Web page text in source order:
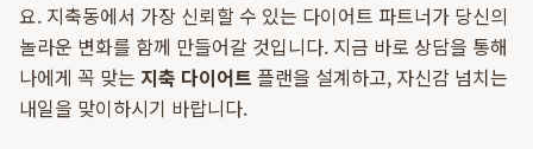
요. 지축동에서 가장 신뢰할 수 있는 다이어트 파트너가 당신의
놀라운 변화를 함께 만들어갈 것입니다. 지금 바로 상담을 통해
나에게 꼭 맞는 지축 다이어트 플랜을 설계하고, 자신감 넘치는
내일을 맞이하시기 바랍니다.